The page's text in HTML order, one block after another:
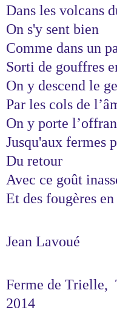
Dans les volcans
On s'y sent bien
Comme dans un
Sorti de gouffres
On y descend le
Par les cols de
On y porte
Jusqu'aux fermes
Du retour
Avec ce goût
Et des fougères
Jean Lavoué
Ferme de Trielle,
2014